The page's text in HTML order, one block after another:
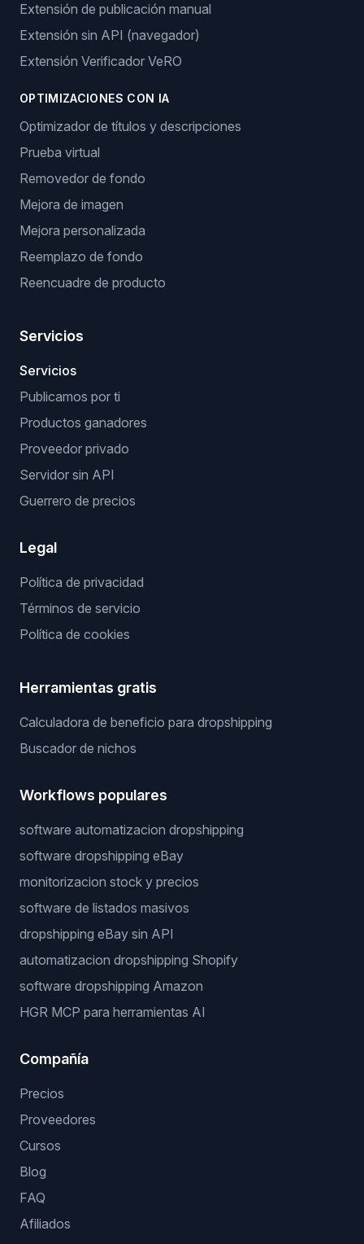
Extensión de publicación manual
Extensión sin API (navegador)
Extensión Verificador VeRO
OPTIMIZACIONES CON IA
Optimizador de títulos y descripciones
Prueba virtual
Removedor de fondo
Mejora de imagen
Mejora personalizada
Reemplazo de fondo
Reencuadre de producto
Servicios
Servicios
Publicamos por ti
Productos ganadores
Proveedor privado
Servidor sin API
Guerrero de precios
Legal
Política de privacidad
Términos de servicio
Política de cookies
Herramientas gratis
Calculadora de beneficio para dropshipping
Buscador de nichos
Workflows populares
software automatizacion dropshipping
software dropshipping eBay
monitorizacion stock y precios
software de listados masivos
dropshipping eBay sin API
automatizacion dropshipping Shopify
software dropshipping Amazon
HGR MCP para herramientas AI
Compañía
Precios
Proveedores
Cursos
Blog
FAQ
Afiliados